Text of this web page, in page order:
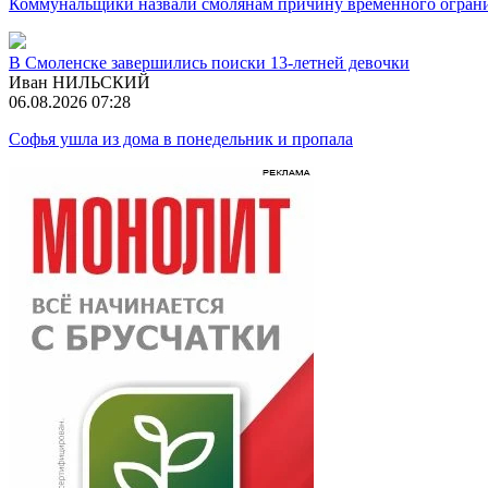
В Смоленске завершились поиски 13-летней девочки
Иван НИЛЬСКИЙ
06.08.2026 07:28
Софья ушла из дома в понедельник и пропала